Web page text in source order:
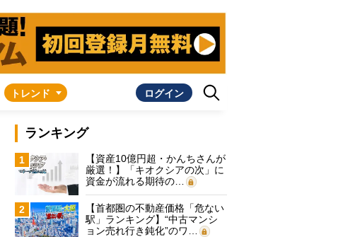
トレンド ログイン
ランキング
1
【資産10億円超・かんちさんが
厳選！】「キオクシアの次」に
資金が流れる期待の…
2
【首都圏の不動産価格「危ない
駅」ランキング】“中古マンシ
ョン売れ行き鈍化”のワ…